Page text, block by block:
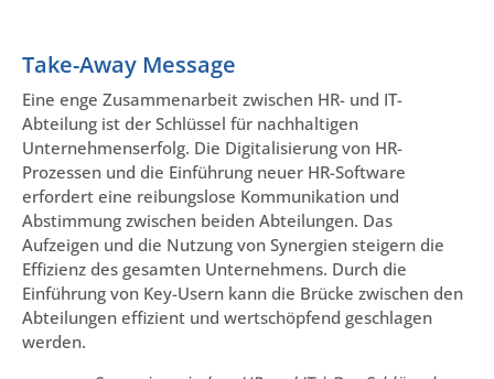
Take-Away Message
Eine enge Zusammenarbeit zwischen HR- und IT-
Abteilung ist der Schlüssel für nachhaltigen
Unternehmenserfolg. Die Digitalisierung von HR-
Prozessen und die Einführung neuer HR-Software
erfordert eine reibungslose Kommunikation und
Abstimmung zwischen beiden Abteilungen. Das
Aufzeigen und die Nutzung von Synergien steigern die
Effizienz des gesamten Unternehmens. Durch die
Einführung von Key-Usern kann die Brücke zwischen den
Abteilungen effizient und wertschöpfend geschlagen
werden.